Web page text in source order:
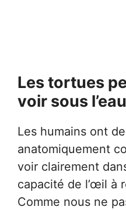
Les tortues
voir sous
Les humains ont
anatomiquement
voir clairement
capacité de l’œil à
Comme nous ne